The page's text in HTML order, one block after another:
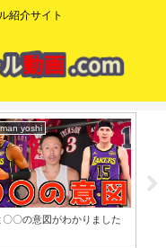
紹介サイト
yoshi
〇〇の意図がわかりました